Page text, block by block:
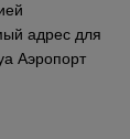
адрес для
Аэропорт